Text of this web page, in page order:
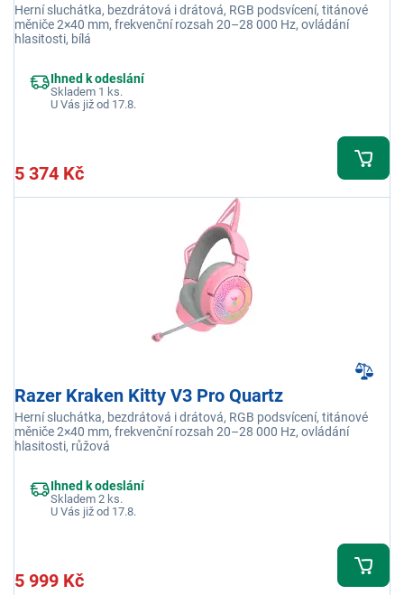
Herní sluchátka, bezdrátová i drátová, RGB podsvícení, titánové
měniče 2×40 mm, frekvenční rozsah 20–28 000 Hz, ovládání
hlasitosti, bílá
Ihned k odeslání
Skladem 1 ks.
U Vás již od 17.8.
5 374 Kč
Razer Kraken Kitty V3 Pro Quartz
Herní sluchátka, bezdrátová i drátová, RGB podsvícení, titánové
měniče 2×40 mm, frekvenční rozsah 20–28 000 Hz, ovládání
hlasitosti, růžová
Ihned k odeslání
Skladem 2 ks.
U Vás již od 17.8.
5 999 Kč